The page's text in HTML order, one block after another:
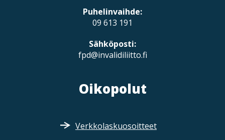
Puhelinvaihde:
09 613 191
Sähköposti:
fpd@invalidiliitto.fi
Oikopolut
Verkkolaskuosoitteet